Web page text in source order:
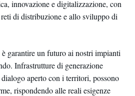
innovazione e digitalizzazione, con
di distribuzione e allo sviluppo di
garantire un futuro ai nostri impianti
Infrastrutture di generazione
aperto con i territori, possono
rispondendo alle reali esigenze